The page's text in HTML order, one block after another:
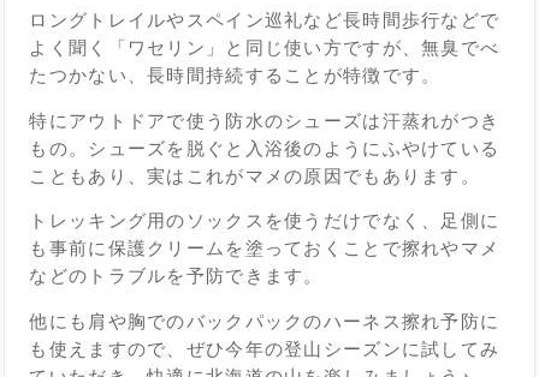
ロングトレイルやスペイン巡礼など長時間歩行などで
よく聞く「ワセリン」と同じ使い方ですが、無臭でべ
たつかない、長時間持続することが特徴です。
特にアウトドアで使う防水のシューズは汗蒸れがつき
もの。シューズを脱ぐと入浴後のようにふやけている
こともあり、実はこれがマメの原因でもあります。
トレッキング用のソックスを使うだけでなく、足側に
も事前に保護クリームを塗っておくことで擦れやマメ
などのトラブルを予防できます。
他にも肩や胸でのバックパックのハーネス擦れ予防に
も使えますので、ぜひ今年の登山シーズンに試してみ